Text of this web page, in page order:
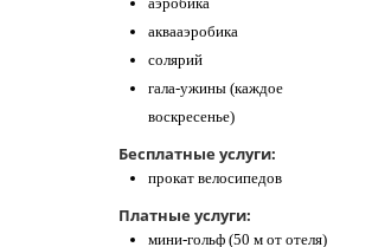
аквааэробика
солярий
гала-ужины (каждое
воскресенье)
Бесплатные услуги:
прокат велосипедов
Платные услуги:
мини-гольф (50 м от отеля)